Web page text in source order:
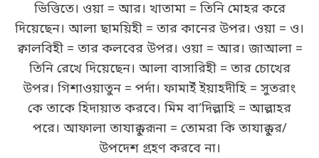
ভিত্তিতে। ওয়া = আর। খাতামা = তিনি মোহর করে
দিয়েছেন। আলা ছাময়িহী = তার কানের উপর। ওয়া = ও।
ক্বালবিহী = তার কলবের উপর। ওয়া = আর। জাআলা =
তিনি রেখে দিয়েছেন। আলা বাসারিহী = তার চোখের
উপর। গিশাওয়াতুন = পর্দা। ফামাইঁ ইয়াহদীহি = সুতরাং
কে তাকে হিদায়াত করবে। মিম বা’দিল্লাহি = আল্লাহর
পরে। আফালা তাযাক্কুরূনা = তোমরা কি তাযাক্কুর/
উপদেশ গ্রহণ করবে না।